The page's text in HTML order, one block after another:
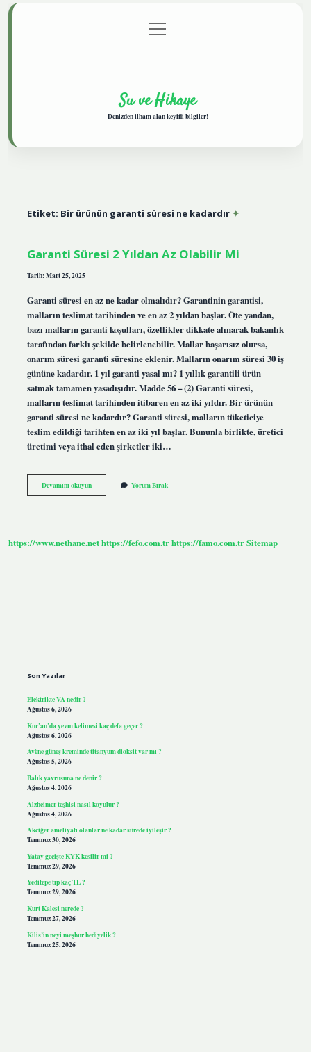
Gizlilik Politikası
menüyü
aç
Su ve Hikaye
Denizden ilham alan keyifli bilgiler!
Etiket: Bir ürünün garanti süresi ne kadardır
Garanti Süresi 2 Yıldan Az Olabilir Mi
Tarih: Mart 25, 2025
Garanti süresi en az ne kadar olmalıdır? Garantinin garantisi,
malların teslimat tarihinden ve en az 2 yıldan başlar. Öte yandan,
bazı malların garanti koşulları, özellikler dikkate alınarak bakanlık
tarafından farklı şekilde belirlenebilir. Mallar başarısız olursa,
onarım süresi garanti süresine eklenir. Malların onarım süresi 30 iş
gününe kadardır. 1 yıl garanti yasal mı? 1 yıllık garantili ürün
satmak tamamen yasadışıdır. Madde 56 – (2) Garanti süresi,
malların teslimat tarihinden itibaren en az iki yıldır. Bir ürünün
garanti süresi ne kadardır? Garanti süresi, malların tüketiciye
teslim edildiği tarihten en az iki yıl başlar. Bununla birlikte, üretici
üretimi veya ithal eden şirketler iki…
Devamını okuyunGaranti
Süresi
Mi
Yorum Bırak
https://www.nethane.nethttps://fefo.com.trhttps://famo.com.trSitemap
Son Yazılar
Elektrikte VA nedir ?
Ağustos 6, 2026
Kur’an’da yevm kelimesi kaç defa geçer ?
Ağustos 6, 2026
Avène güneş kreminde titanyum dioksit var mı ?
Ağustos 5, 2026
Balık yavrusuna ne denir ?
Ağustos 4, 2026
Alzheimer teşhisi nasıl koyulur ?
Ağustos 4, 2026
Akciğer ameliyatı olanlar ne kadar sürede iyileşir ?
Temmuz 30, 2026
Yatay geçişte KYK kesilir mi ?
Temmuz 29, 2026
Yeditepe tıp kaç TL ?
Temmuz 29, 2026
Kurt Kalesi nerede ?
Temmuz 27, 2026
Kilis’in neyi meşhur hediyelik ?
Temmuz 25, 2026